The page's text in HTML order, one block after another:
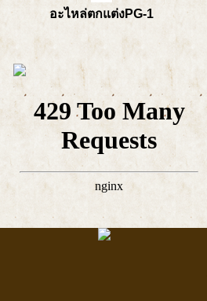
อะไหล่ตกแต่งPG-1